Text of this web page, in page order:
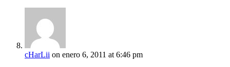
cHarLii on enero 6, 2011 at 6:46 pm